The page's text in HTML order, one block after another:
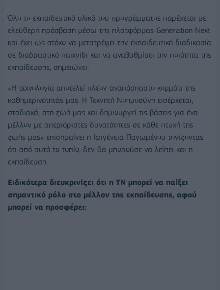
Όλο το εκπαιδευτικό υλικό του προγράμματος παρέχεται με
ελεύθερη πρόσβαση μέσω της πλατφόρμας Generation Next
και έχει ως στόχο να μετατρέψει την εκπαιδευτική διαδικασία
σε διαδραστικό παιχνίδι και να αναβαθμίσει την ποιότητα της
εκπαίδευσης, σημειώνει.
«Η τεχνολογία αποτελεί πλέον αναπόσπαστο κομμάτι της
καθημερινότητάς μας. Η Τεχνητή Νοημοσύνη εισέρχεται,
σταδιακά, στη ζωή μας και δημιουργεί τις βάσεις για ένα
μέλλον με απεριόριστες δυνατότητες σε κάθε πτυχή της
ζωής μας» επισημαίνει η Ιφιγένεια Παγωμένου τονίζοντας
ότι από αυτό το τοπίο, δεν θα μπορούσε να λείπει και η
εκπαίδευση.
Ειδικότερα διευκρινίζει ότι η ΤΝ μπορεί να παίξει
σημαντικό ρόλο στο μέλλον της εκπαίδευσης, αφού
μπορεί να προσφέρει: